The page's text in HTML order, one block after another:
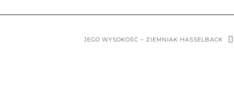
JEGO WYSOKOŚĆ – ZIEMNIAK HASSELBACK